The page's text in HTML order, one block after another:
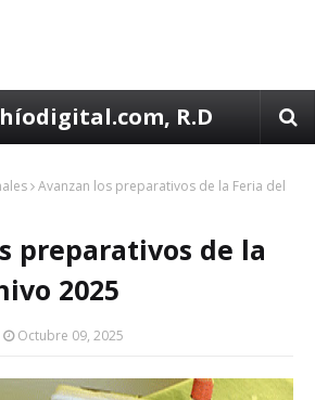
R.D
Avanzan los preparativos de la Feria del
preparativos de la
2025
Octubre 09, 2025